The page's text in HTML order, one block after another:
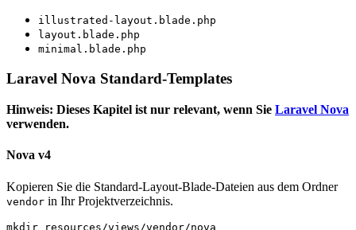
illustrated-layout.blade.php
layout.blade.php
minimal.blade.php
Laravel Nova Standard-Templates
Hinweis: Dieses Kapitel ist nur relevant, wenn Sie Laravel Nova
verwenden.
Nova v4
Kopieren Sie die Standard-Layout-Blade-Dateien aus dem Ordner
vendor in Ihr Projektverzeichnis.
mkdir resources/views/vendor/nova